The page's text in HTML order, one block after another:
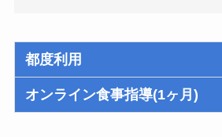
都度利用
オンライン食事指導(1ヶ月)